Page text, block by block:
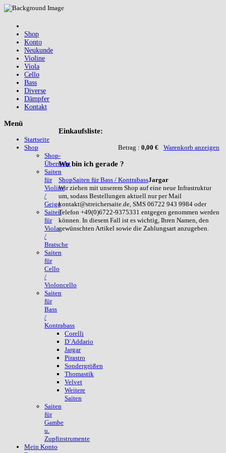
Shop
Konto
Neukunde
Violine
Viola
Cello
Bass
Diverse
Dämpfer
Kontakt
Einkaufsliste:
Betrag : 0,00 € Warenkorb anzeigen
Wobin ich gerade ?
ShopSaiten für Bass / KontrabassJargar
Wir ziehen mit unserem Shop auf eine neue Infrastruktur
um, sodass Bestellungen aktuell nur per Mail
kontakt@streichersaite.de, SMS 06722 943 9984 oder
Telefon +49(0)6722-9375331 entgegen genommen werden
können. In diesem Fall ist es wichtig, Ihren Namen, den
gewünschten Artikel sowie die Zahlungsart anzugeben.
Menü
Startseite
Shop
Shop-
Übersicht
Saiten
für
Violine
/
Geige
Saiten
für
Viola
/
Bratsche
Saiten
für
Cello
/
Violoncello
Saiten
für
Bass
/
Kontrabass
Corelli
D`Addario
Jargar
Pirastro
Sondergrößen
Thomastik
Velvet
Weitere
Saiten
Saiten
für
Gambe
u.
Zupfinstrumente
Mein Konto